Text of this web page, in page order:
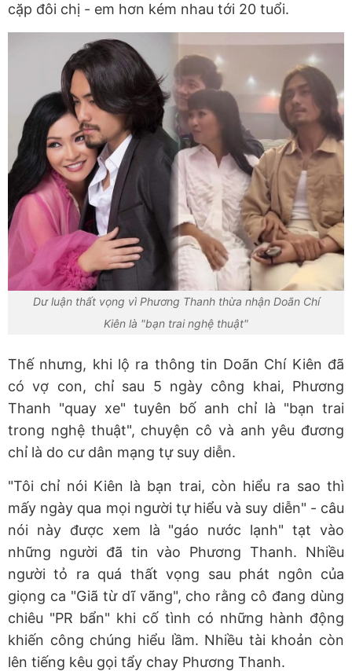
cặp đôi chị - em hơn kém nhau tới 20 tuổi.
Dư luận thất vọng vì Phương Thanh thừa nhận Doãn Chí
Kiên là "bạn trai nghệ thuật"
Thế nhưng, khi lộ ra thông tin Doãn Chí Kiên đã
có vợ con, chỉ sau 5 ngày công khai, Phương
Thanh "quay xe" tuyên bố anh chỉ là "bạn trai
trong nghệ thuật", chuyện cô và anh yêu đương
chỉ là do cư dân mạng tự suy diễn.
"Tôi chỉ nói Kiên là bạn trai, còn hiểu ra sao thì
mấy ngày qua mọi người tự hiểu và suy diễn" - câu
nói này được xem là "gáo nước lạnh" tạt vào
những người đã tin vào Phương Thanh. Nhiều
người tỏ ra quá thất vọng sau phát ngôn của
giọng ca "Giã từ dĩ vãng", cho rằng cô đang dùng
chiêu "PR bẩn" khi cố tình có những hành động
khiến công chúng hiểu lầm. Nhiều tài khoản còn
lên tiếng kêu gọi tẩy chay Phương Thanh.